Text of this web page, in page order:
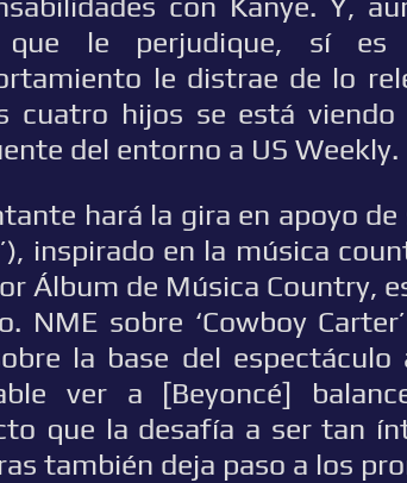
que le perjudique, sí es
le distrae de lo
cuatro hijos se está viendo
del entorno a US Weekly.
hará la gira en apoyo
inspirado en la música
Álbum de Música Country,
NME sobre ‘Cowboy
la base del
ver a [Beyoncé]
que la desafía a ser tan
también deja paso a los